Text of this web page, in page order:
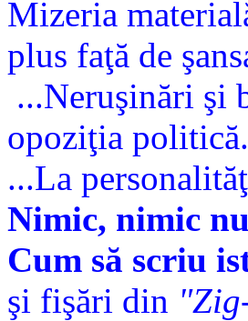
Mizeria
plus faţă de
...Neruşinări şi
opoziţia politică.
...La
Nimic, nimic
Cum să scriu
şi fişări din